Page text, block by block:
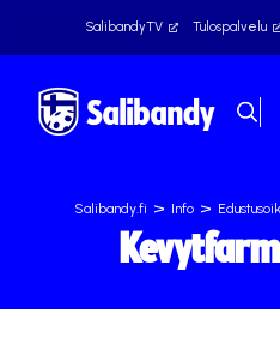
SalibandyTV Tulospalvelu
Salibandy.fi > Info >